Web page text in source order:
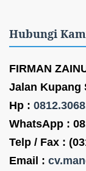
Hubungi
FIRMAN
Jalan Kupang
Hp :
WhatsApp :
Telp / Fax :
Email :